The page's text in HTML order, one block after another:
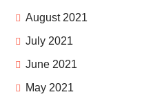
August 2021
July 2021
June 2021
May 2021